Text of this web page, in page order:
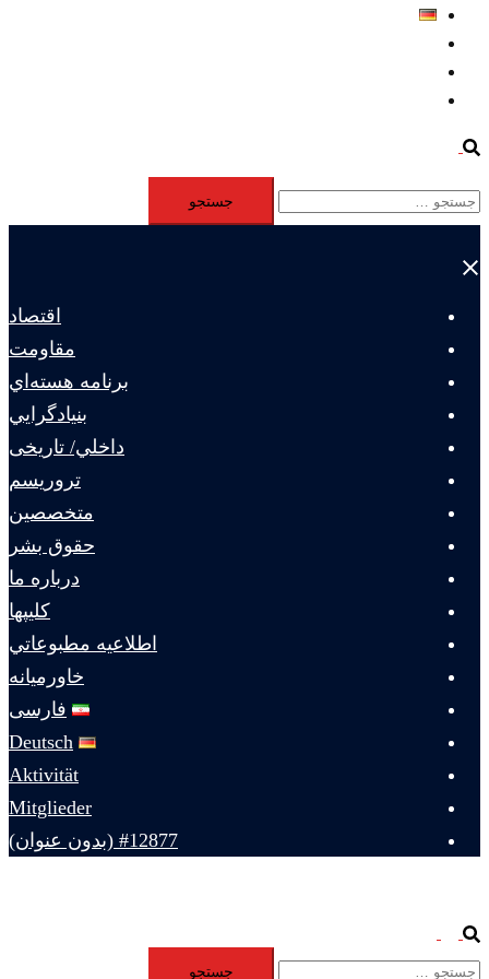
Search
جستجو
برای:
Close
اقتصاد
مقاومت
برنامه هسته‌اي
بنيادگرايي
داخلي/ تاریخی
تروريسم
متخصصين
حقوق بشر
درباره ما
كليپها
اطلاعيه مطبوعاتي
خاورميانه
فارسی
Deutsch
Aktivität
Mitglieder
#12877 (بدون عنوان)
Search
menuجستجو